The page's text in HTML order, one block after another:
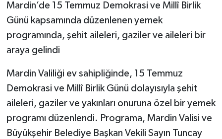
Mardin’de 15 Temmuz Demokrasi ve Millî Birlik
Günü kapsamında düzenlenen yemek
programında, şehit aileleri, gaziler ve aileleri bir
araya gelindi
Mardin Valiliği ev sahipliğinde, 15 Temmuz
Demokrasi ve Millî Birlik Günü dolayısıyla şehit
aileleri, gaziler ve yakınları onuruna özel bir yemek
programı düzenlendi. Programa, Mardin Valisi ve
Büyükşehir Belediye Başkan Vekili Sayın Tuncay